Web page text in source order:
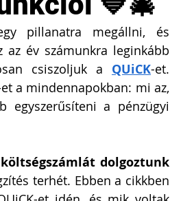
pillanatra megállni, és
év számunkra leginkább
csiszoljuk a QUiCK-et.
a mindennapokban: mi az,
a pénzügyi
dolgoztunk
terhét. Ebben a cikkben